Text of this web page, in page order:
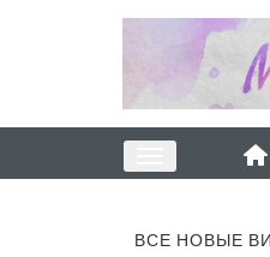
ВСЕ НОВЫЕ